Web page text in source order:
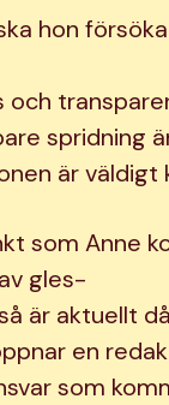
hon
och
spridning
är väldigt
som Anne
gles-
är aktuellt
en
som